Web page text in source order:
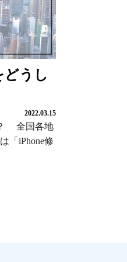
どうし
2022.03.15
？ 全国各地
「iPhone修